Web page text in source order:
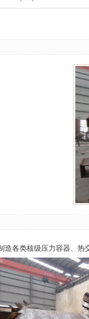
造各类核级压力容器、热